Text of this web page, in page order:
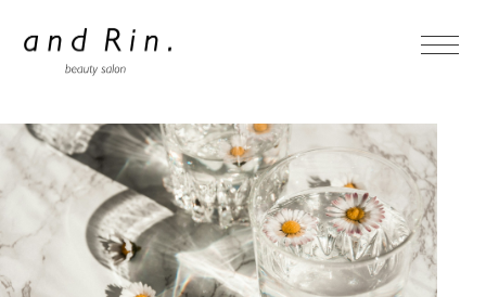
- Home
- Concept
- Menu